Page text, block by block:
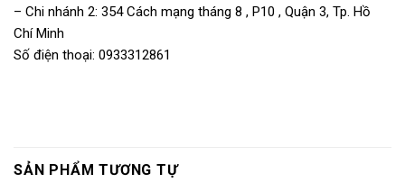
– Chi nhánh 2: 354 Cách mạng tháng 8 , P10 , Quận 3, Tp. Hồ
Chí Minh
Số điện thoại: 0933312861
SẢN PHẨM TƯƠNG TỰ